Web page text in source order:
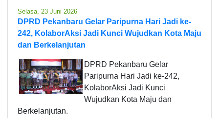
Selasa, 23 Juni 2026
DPRD Pekanbaru Gelar Paripurna Hari Jadi ke-
242, KolaborAksi Jadi Kunci Wujudkan Kota Maju
dan Berkelanjutan
DPRD Pekanbaru Gelar
Paripurna Hari Jadi ke-242,
KolaborAksi Jadi Kunci
Wujudkan Kota Maju dan
Berkelanjutan.